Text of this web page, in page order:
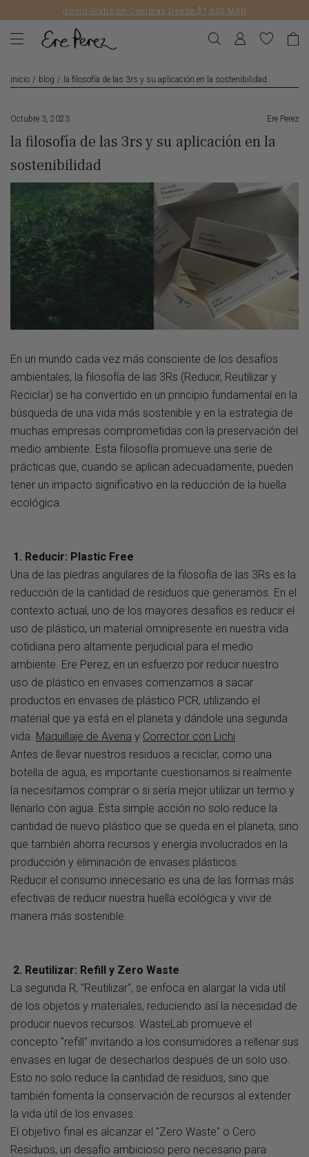
Liquid error (layout/theme line 172): Could not find asset
snippets/geolizr-api.liquid
¡Envío Gratis En Compras Desde $1,600 MXN
inicio / blog / la filosofía de las 3rs y su aplicación en la sostenibilidad
Octubre 3, 2023 Ere Perez
la filosofía de las 3rs y su aplicación en la
sostenibilidad
En un mundo cada vez más consciente de los desafíos
ambientales, la filosofía de las 3Rs (Reducir, Reutilizar y
Reciclar) se ha convertido en un principio fundamental en la
búsqueda de una vida más sostenible y en la estrategia de
muchas empresas comprometidas con la preservación del
medio ambiente. Esta filosofía promueve una serie de
prácticas que, cuando se aplican adecuadamente, pueden
tener un impacto significativo en la reducción de la huella
ecológica.
1. Reducir: Plastic Free
Una de las piedras angulares de la filosofía de las 3Rs es la
reducción de la cantidad de residuos que generamos. En el
contexto actual, uno de los mayores desafíos es reducir el
uso de plástico, un material omnipresente en nuestra vida
cotidiana pero altamente perjudicial para el medio
ambiente. Ere Perez, en un esfuerzo por reducir nuestro
uso de plástico en envases comenzamos a sacar
productos en envases de plástico PCR, utilizando el
material que ya está en el planeta y dándole una segunda
vida. Maquillaje de Avena y Corrector con Lichi
Antes de llevar nuestros residuos a reciclar, como una
botella de agua, es importante cuestionarnos si realmente
la necesitamos comprar o si sería mejor utilizar un termo y
llenarlo con agua. Esta simple acción no solo reduce la
cantidad de nuevo plástico que se queda en el planeta, sino
que también ahorra recursos y energía involucrados en la
producción y eliminación de envases plásticos.
Reducir el consumo innecesario es una de las formas más
efectivas de reducir nuestra huella ecológica y vivir de
manera más sostenible.
2. Reutilizar: Refill y Zero Waste
La segunda R, "Reutilizar", se enfoca en alargar la vida útil
de los objetos y materiales, reduciendo así la necesidad de
producir nuevos recursos. WasteLab promueve el
concepto "refill" invitando a los consumidores a rellenar sus
envases en lugar de desecharlos después de un solo uso.
Esto no solo reduce la cantidad de residuos, sino que
también fomenta la conservación de recursos al extender
la vida útil de los envases.
El objetivo final es alcanzar el "Zero Waste" o Cero
Residuos, un desafío ambicioso pero necesario para